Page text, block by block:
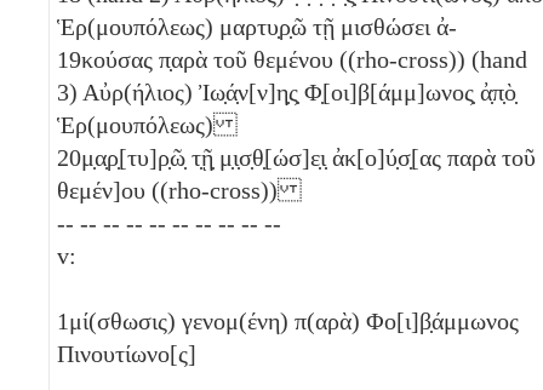
Ἑρ(μουπόλεως) μαρτυ̣ρ̣ῶ τῇ μισθώσει ἀ-
19κούσας π̣αρὰ τοῦ θεμένου ((rho-cross)) (hand
3) Αὐρ(ήλιος) Ἰω̣ά̣ν[ν]η̣ς̣ Φ̣[οι]β[άμμ]ωνος̣ ἀ̣π̣ὸ̣
Ἑρ(μουπόλεως)
20μ̣α̣ρ̣[τυ]ρ̣ῶ̣ τ̣ῇ̣ μ̣ι̣σ̣θ̣[ώσ]ε̣ι̣ ἀκ[ο]ύ̣σ̣[ας παρὰ τοῦ
θεμέν]ου ((rho-cross))
-- -- -- -- -- -- -- -- -- --
v:
1μί(σθωσις) γενομ(ένη) π(αρὰ) Φο[ι]β̣άμμωνος
Πινουτίωνο[ς]